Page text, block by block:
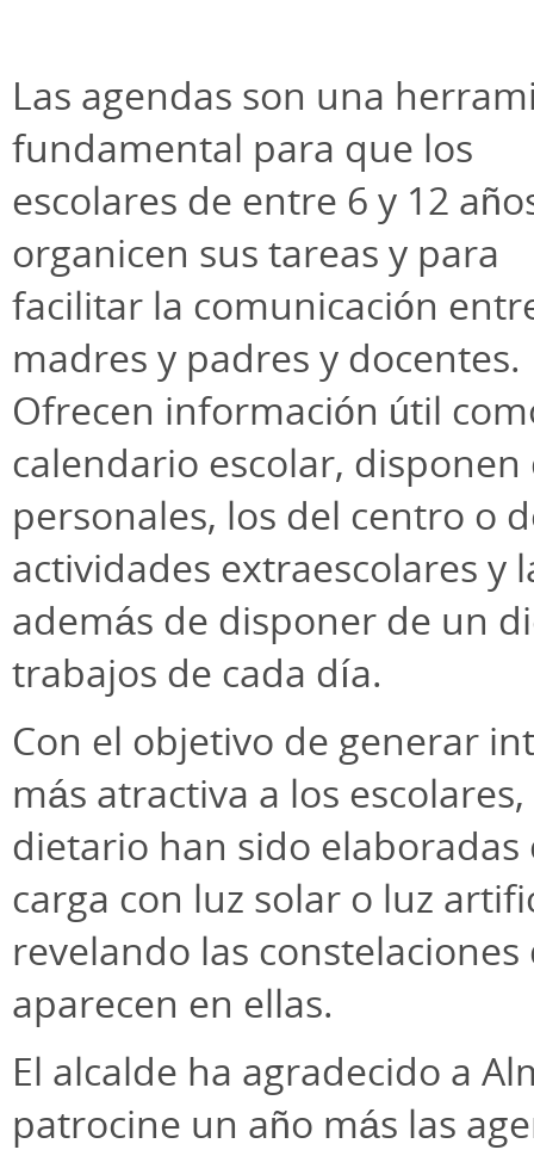
Las agendas son una
fundamental para que los
escolares de entre 6 y 12
organicen sus tareas y para
facilitar la comunicación
madres y padres y docentes.
Ofrecen información útil
calendario escolar,
personales, los del centro o
actividades extraescolares y
además de disponer de un
trabajos de cada día.
Con el objetivo de generar
más atractiva a los
dietario han sido
carga con luz solar o luz
revelando las
aparecen en ellas.
El alcalde ha agradecido a
patrocine un año más las